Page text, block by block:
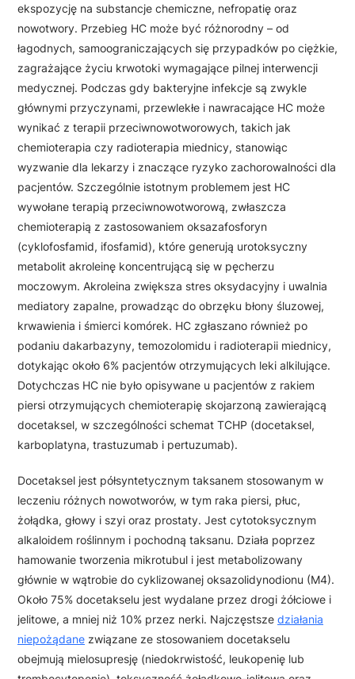
ekspozycję na substancje chemiczne, nefropatię oraz
nowotwory. Przebieg HC może być różnorodny – od
łagodnych, samoograniczających się przypadków po ciężkie,
zagrażające życiu krwotoki wymagające pilnej interwencji
medycznej. Podczas gdy bakteryjne infekcje są zwykle
głównymi przyczynami, przewlekłe i nawracające HC może
wynikać z terapii przeciwnowotworowych, takich jak
chemioterapia czy radioterapia miednicy, stanowiąc
wyzwanie dla lekarzy i znaczące ryzyko zachorowalności dla
pacjentów. Szczególnie istotnym problemem jest HC
wywołane terapią przeciwnowotworową, zwłaszcza
chemioterapią z zastosowaniem oksazafosforyn
(cyklofosfamid, ifosfamid), które generują urotoksyczny
metabolit akroleinę koncentrującą się w pęcherzu
moczowym. Akroleina zwiększa stres oksydacyjny i uwalnia
mediatory zapalne, prowadząc do obrzęku błony śluzowej,
krwawienia i śmierci komórek. HC zgłaszano również po
podaniu dakarbazyny, temozolomidu i radioterapii miednicy,
dotykając około 6% pacjentów otrzymujących leki alkilujące.
Dotychczas HC nie było opisywane u pacjentów z rakiem
piersi otrzymujących chemioterapię skojarzoną zawierającą
docetaksel, w szczególności schemat TCHP (docetaksel,
karboplatyna, trastuzumab i pertuzumab).
Docetaksel jest półsyntetycznym taksanem stosowanym w
leczeniu różnych nowotworów, w tym raka piersi, płuc,
żołądka, głowy i szyi oraz prostaty. Jest cytotoksycznym
alkaloidem roślinnym i pochodną taksanu. Działa poprzez
hamowanie tworzenia mikrotubul i jest metabolizowany
głównie w wątrobie do cyklizowanej oksazolidynodionu (M4).
Około 75% docetakselu jest wydalane przez drogi żółciowe i
jelitowe, a mniej niż 10% przez nerki. Najczęstsze działania
niepożądane związane ze stosowaniem docetakselu
obejmują mielosupresję (niedokrwistość, leukopenię lub